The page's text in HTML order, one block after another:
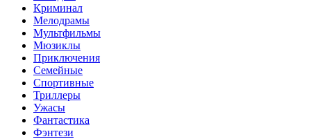
Криминал
Мелодрамы
Мультфильмы
Мюзиклы
Приключения
Семейные
Спортивные
Триллеры
Ужасы
Фантастика
Фэнтези